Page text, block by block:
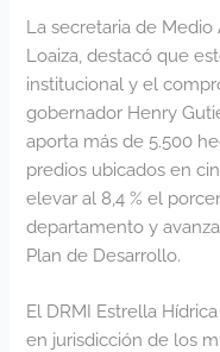
La secretaria de Medio
Loaiza, destacó que
institucional y el
gobernador Henry
aporta más de 5.500
predios ubicados en
elevar al 8,4 % el
departamento y
Plan de Desarrollo.
El DRMI Estrella
en jurisdicción de los